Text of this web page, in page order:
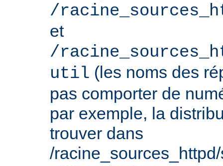
/
et
/
util (les noms des
pas comporter de
par exemple, la
trouver dans
/